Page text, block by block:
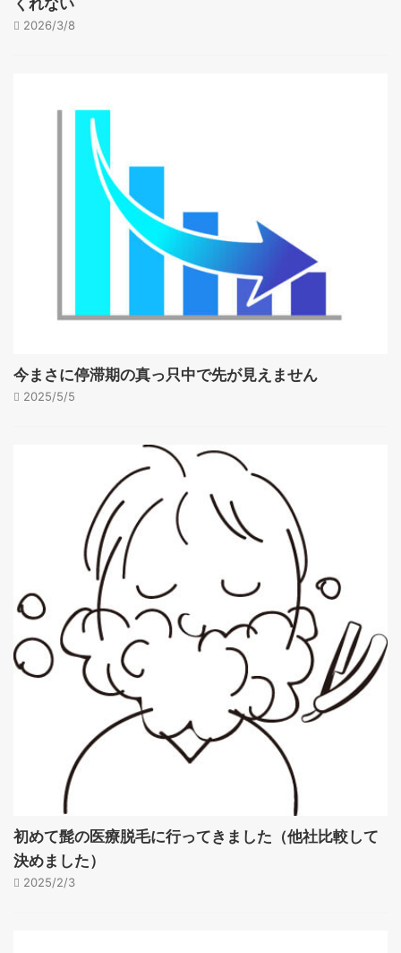
2026/3/8
今まさに停滞期の真っ只中で先が見えません
2025/5/5
初めて髭の医療脱毛に行ってきました（他社比較して
決めました）
2025/2/3